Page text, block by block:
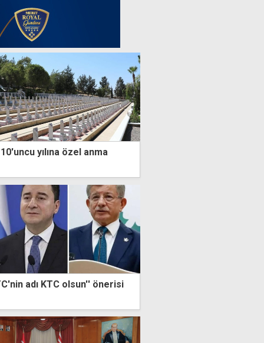
yılına özel anma
adı KTC olsun'' önerisi